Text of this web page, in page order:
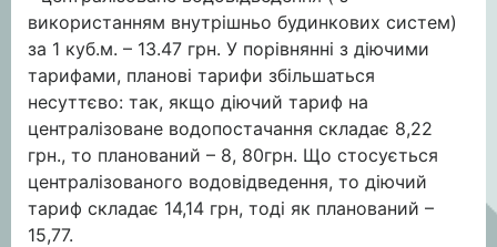
використанням внутрішньо будинкових систем)
за 1 куб.м. – 13.47 грн. У порівнянні з діючими
тарифами, планові тарифи збільшаться
несуттєво: так, якщо діючий тариф на
централізоване водопостачання складає 8,22
грн., то планований – 8, 80грн. Що стосується
централізованого водовідведення, то діючий
тариф складає 14,14 грн, тоді як планований –
15,77.